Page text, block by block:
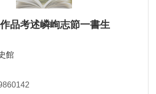
品考述嶙峋志節一書生
館